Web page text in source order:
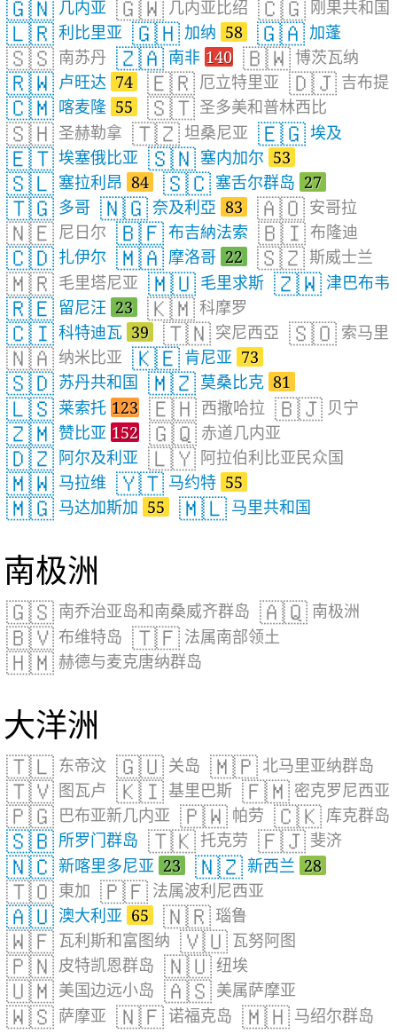
🇬🇳 几内亚 🇬🇼 几内亚比绍 🇨🇬 刚果共和国
🇱🇷 利比里亚 🇬🇭 加纳 58 🇬🇦 加蓬
🇸🇸 南苏丹 🇿🇦 南非 140 🇧🇼 博茨瓦纳
🇷🇼 卢旺达 74 🇪🇷 厄立特里亚 🇩🇯 吉布提
🇨🇲 喀麦隆 55 🇸🇹 圣多美和普林西比
🇸🇭 圣赫勒拿 🇹🇿 坦桑尼亚 🇪🇬 埃及
🇪🇹 埃塞俄比亚 🇸🇳 塞内加尔 53
🇸🇱 塞拉利昂 84 🇸🇨 塞舌尔群岛 27
🇹🇬 多哥 🇳🇬 奈及利亞 83 🇦🇴 安哥拉
🇳🇪 尼日尔 🇧🇫 布吉納法索 🇧🇮 布隆迪
🇨🇩 扎伊尔 🇲🇦 摩洛哥 22 🇸🇿 斯威士兰
🇲🇷 毛里塔尼亚 🇲🇺 毛里求斯 🇿🇼 津巴布韦
🇷🇪 留尼汪 23 🇰🇲 科摩罗
🇨🇮 科特迪瓦 39 🇹🇳 突尼西亞 🇸🇴 索马里
🇳🇦 纳米比亚 🇰🇪 肯尼亚 73
🇸🇩 苏丹共和国 🇲🇿 莫桑比克 81
🇱🇸 莱索托 123 🇪🇭 西撒哈拉 🇧🇯 贝宁
🇿🇲 赞比亚 152 🇬🇶 赤道几内亚
🇩🇿 阿尔及利亚 🇱🇾 阿拉伯利比亚民众国
🇲🇼 马拉维 🇾🇹 马约特 55
🇲🇬 马达加斯加 55 🇲🇱 马里共和国
南极洲
🇬🇸 南乔治亚岛和南桑威齐群岛 🇦🇶 南极洲
🇧🇻 布维特岛 🇹🇫 法属南部领土
🇭🇲 赫德与麦克唐纳群岛
大洋洲
🇹🇱 东帝汶 🇬🇺 关岛 🇲🇵 北马里亚纳群岛
🇹🇻 图瓦卢 🇰🇮 基里巴斯 🇫🇲 密克罗尼西亚
🇵🇬 巴布亚新几内亚 🇵🇼 帕劳 🇨🇰 库克群岛
🇸🇧 所罗门群岛 🇹🇰 托克劳 🇫🇯 斐济
🇳🇨 新喀里多尼亚 23 🇳🇿 新西兰 28
🇹🇴 東加 🇵🇫 法属波利尼西亚
🇦🇺 澳大利亚 65 🇳🇷 瑙鲁
🇼🇫 瓦利斯和富图纳 🇻🇺 瓦努阿图
🇵🇳 皮特凯恩群岛 🇳🇺 纽埃
🇺🇲 美国边远小岛 🇦🇸 美属萨摩亚
🇼🇸 萨摩亚 🇳🇫 诺福克岛 🇲🇭 马绍尔群岛